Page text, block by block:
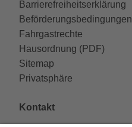
Barrierefreiheitserklärung
Beförderungsbedingungen
Fahrgastrechte
Hausordnung (PDF)
Sitemap
Privatsphäre
Kontakt